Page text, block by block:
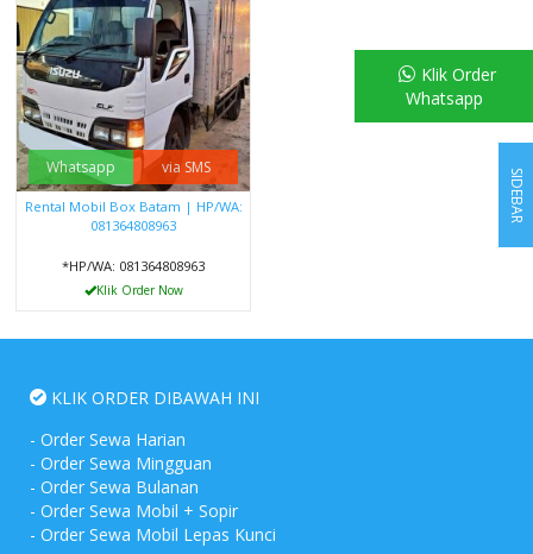
Whatsapp via SMS
Rental Mobil Box Batam | HP/WA:
081364808963
*HP/WA: 081364808963
Klik Order Now
SIDEBAR
KLIK ORDER DIBAWAH INI
- Order Sewa Harian
- Order Sewa Mingguan
- Order Sewa Bulanan
- Order Sewa Mobil + Sopir
- Order Sewa Mobil Lepas Kunci
Klik Order
Whatsapp